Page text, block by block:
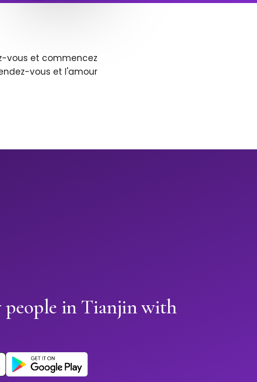
vous et commencez
vous et l'amour
people in Tianjin with